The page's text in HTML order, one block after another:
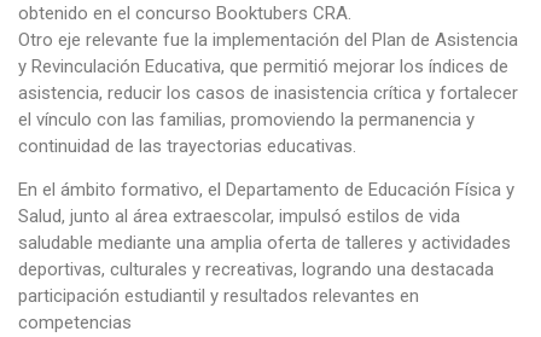
obtenido en el concurso Booktubers CRA.
Otro eje relevante fue la implementación del Plan de Asistencia
y Revinculación Educativa, que permitió mejorar los índices de
asistencia, reducir los casos de inasistencia crítica y fortalecer
el vínculo con las familias, promoviendo la permanencia y
continuidad de las trayectorias educativas.
En el ámbito formativo, el Departamento de Educación Física y
Salud, junto al área extraescolar, impulsó estilos de vida
saludable mediante una amplia oferta de talleres y actividades
deportivas, culturales y recreativas, logrando una destacada
participación estudiantil y resultados relevantes en
competencias